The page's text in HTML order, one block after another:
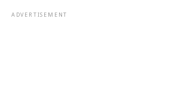
ADVERTISEMENT